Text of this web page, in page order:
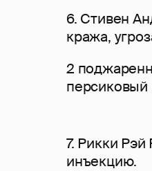
6. Стивен
кража,
2
7. Рикки Рэй
инъекцию.